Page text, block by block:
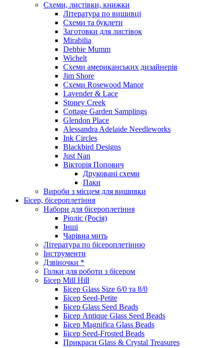
Схеми, листівки, книжки
Література по вишивці
Схеми та буклети
Заготовки для листівок
Mirabilia
Debbie Mumm
Wichelt
Схеми американських дизайнерів
Jim Shore
Cхеми Rosewood Manor
Lavender & Lace
Stoney Creek
Cottage Garden Samplings
Glendon Place
Alessandra Adelaide Needleworks
Ink Circles
Blackbird Designs
Just Nan
Вікторія Попович
Друковані схеми
Паки
Вироби з місцем для вишивки
Бісер, бісероплетіння
Набори для бісероплетіння
Ріоліс (Росія)
Інші
Чарівна мить
Література по бісероплетінню
Інструменти
Дзвіночки *
Голки для роботи з бісером
Бісер Mill Hill
Бісер Glass Size 6/0 та 8/0
Бісер Seed-Petite
Бісер Glass Seed Beads
Бісер Antique Glass Seed Beads
Бісер Magnifica Glass Beads
Бісер Seed-Frosted Beads
Прикраси Glass & Crystal Treasures